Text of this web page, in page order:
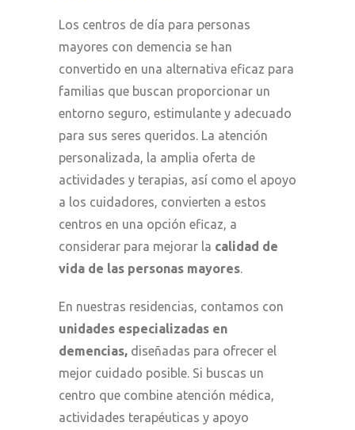
Los centros de día para personas
mayores con demencia se han
convertido en una alternativa eficaz para
familias que buscan proporcionar un
entorno seguro, estimulante y adecuado
para sus seres queridos. La atención
personalizada, la amplia oferta de
actividades y terapias, así como el apoyo
a los cuidadores, convierten a estos
centros en una opción eficaz, a
considerar para mejorar la calidad de
vida de las personas mayores.
En nuestras residencias, contamos con
unidades especializadas en
demencias, diseñadas para ofrecer el
mejor cuidado posible. Si buscas un
centro que combine atención médica,
actividades terapéuticas y apoyo